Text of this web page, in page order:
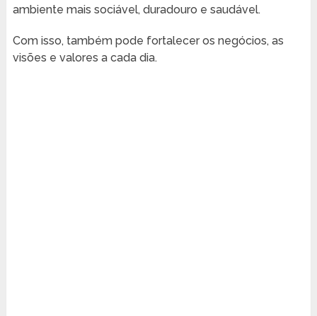
ambiente mais sociável, duradouro e saudável.
Com isso, também pode fortalecer os negócios, as
visões e valores a cada dia.